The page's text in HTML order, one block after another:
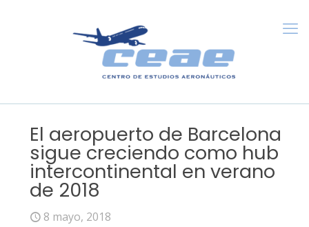
El aeropuerto de Barcelona
sigue creciendo como hub
intercontinental en verano
de 2018
8 mayo, 2018